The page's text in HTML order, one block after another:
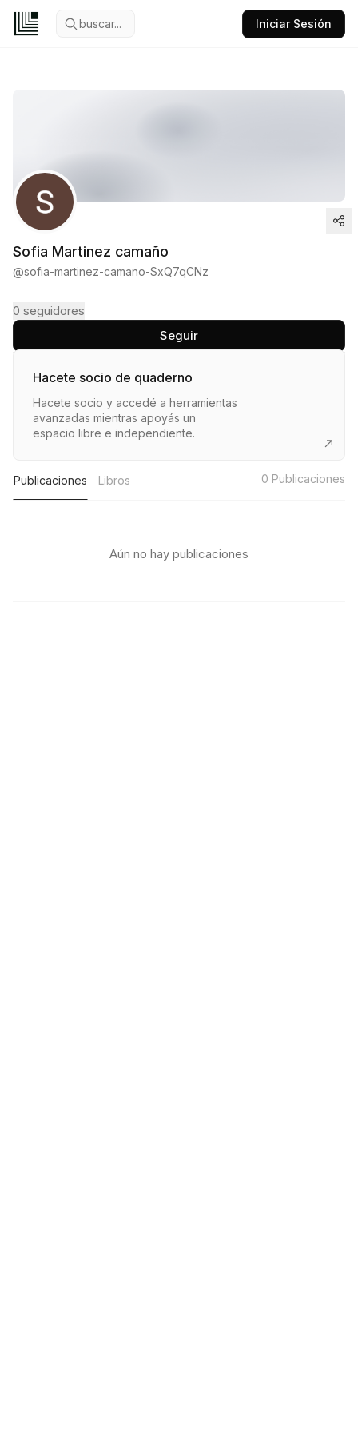
buscar... Iniciar Sesión
Sofia Martinez camaño
@sofia-martinez-camano-SxQ7qCNz
0 seguidores
Seguir
Hacete socio de quaderno
Hacete socio y accedé a herramientas
avanzadas mientras apoyás un
espacio libre e independiente.
Publicaciones Libros 0 Publicaciones
Aún no hay publicaciones